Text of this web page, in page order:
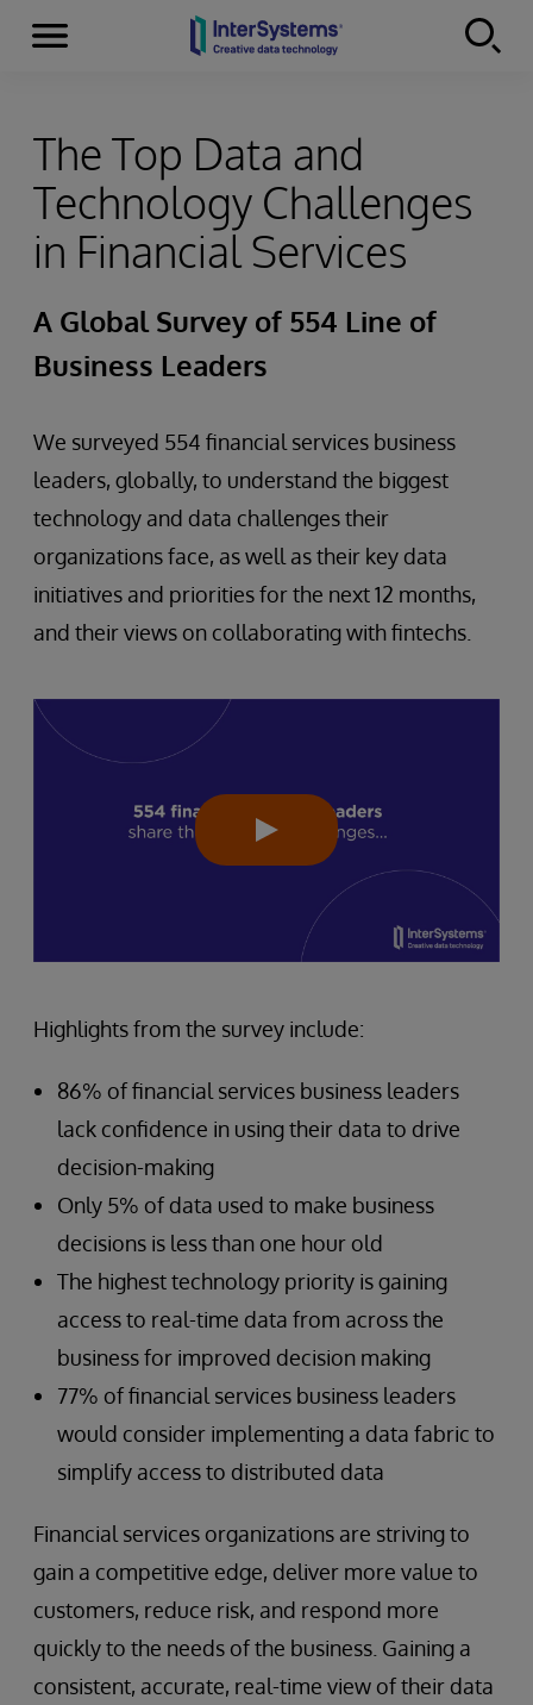
Skip to content
Menu
The Top Data and
Technology Challenges
in Financial Services
A Global Survey of 554 Line of
Business Leaders
We surveyed 554 financial services business
leaders, globally, to understand the biggest
technology and data challenges their
organizations face, as well as their key data
initiatives and priorities for the next 12 months,
and their views on collaborating with fintechs.
Highlights from the survey include:
86% of financial services business leaders
lack confidence in using their data to drive
decision-making
Only 5% of data used to make business
decisions is less than one hour old
The highest technology priority is gaining
access to real-time data from across the
business for improved decision making
77% of financial services business leaders
would consider implementing a data fabric to
simplify access to distributed data
Financial services organizations are striving to
gain a competitive edge, deliver more value to
customers, reduce risk, and respond more
quickly to the needs of the business. Gaining a
consistent, accurate, real-time view of their data